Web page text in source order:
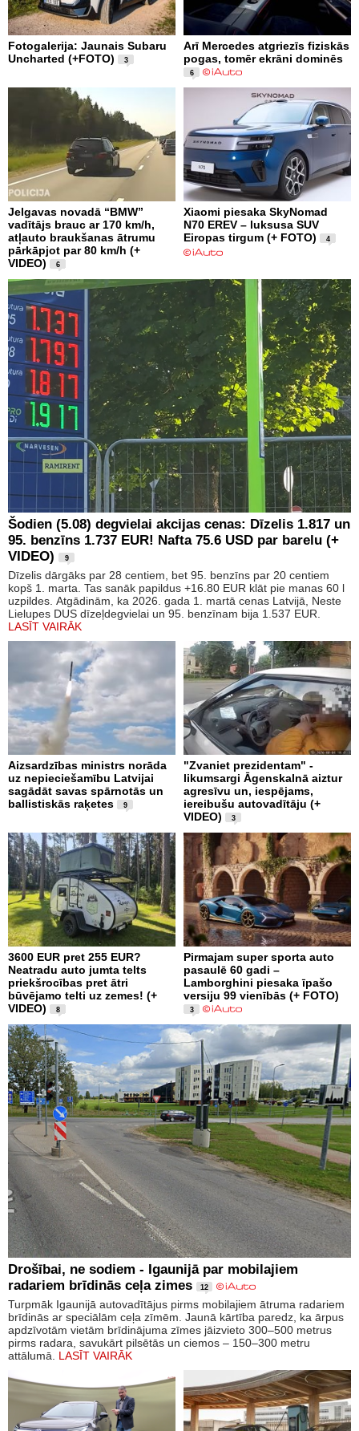
Fotogalerija: Jaunais Subaru
Uncharted (+FOTO)
3
Arī Mercedes atgriezīs fiziskās
pogas, tomēr ekrāni dominēs
6
Jelgavas novadā “BMW”
vadītājs brauc ar 170 km/h,
atļauto braukšanas ātrumu
pārkāpjot par 80 km/h (+
VIDEO)
6
Xiaomi piesaka SkyNomad
N70 EREV – luksusa SUV
Eiropas tirgum (+ FOTO)
4
Šodien (5.08) degvielai akcijas cenas: Dīzelis 1.817 un
95. benzīns 1.737 EUR! Nafta 75.6 USD par barelu (+
VIDEO)
9
Dīzelis dārgāks par 28 centiem, bet 95. benzīns par 20 centiem
kopš 1. marta. Tas sanāk papildus +16.80 EUR klāt pie manas 60 l
uzpildes. Atgādinām, ka 2026. gada 1. martā cenas Latvijā, Neste
Lielupes DUS dīzeļdegvielai un 95. benzīnam bija 1.537 EUR.
LASĪT VAIRĀK
Aizsardzības ministrs norāda
uz nepieciešamību Latvijai
sagādāt savas spārnotās un
ballistiskās raķetes
9
"Zvaniet prezidentam" -
likumsargi Āgenskalnā aiztur
agresīvu un, iespējams,
iereibušu autovadītāju (+
VIDEO)
3
3600 EUR pret 255 EUR?
Neatradu auto jumta telts
priekšrocības pret ātri
būvējamo telti uz zemes! (+
VIDEO)
8
Pirmajam super sporta auto
pasaulē 60 gadi –
Lamborghini piesaka īpašo
versiju 99 vienībās (+ FOTO)
3
Drošībai, ne sodiem - Igaunijā par mobilajiem
radariem brīdinās ceļa zimes
12
Turpmāk Igaunijā autovadītājus pirms mobilajiem ātruma radariem
brīdinās ar speciālām ceļa zīmēm. Jaunā kārtība paredz, ka ārpus
apdzīvotām vietām brīdinājuma zīmes jāizvieto 300–500 metrus
pirms radara, savukārt pilsētās un ciemos – 150–300 metru
attālumā. LASĪT VAIRĀK